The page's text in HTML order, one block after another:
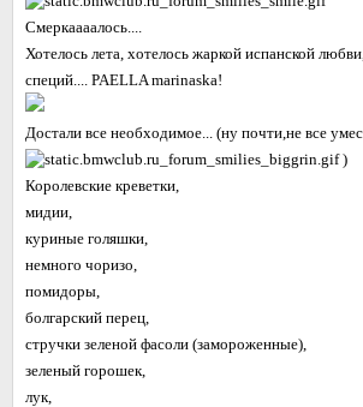
Смеркаааалось....
Хотелось лета, хотелось жаркой испанской
специй.... PAELLA marinaska!
Достали все необходимое... (ну почти,не все
)
Королевские креветки,
мидии,
куриные голяшки,
немного чоризо,
помидоры,
болгарский перец,
стручки зеленой фасоли (замороженные),
зеленый горошек,
лук,